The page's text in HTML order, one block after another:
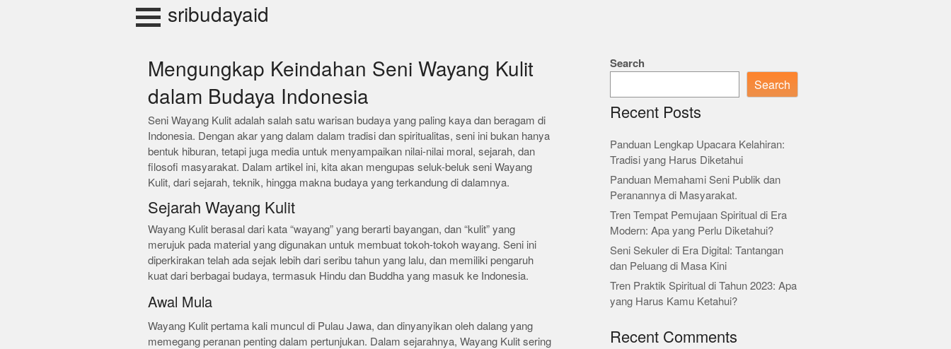
sribudayaid
Mengungkap Keindahan Seni Wayang Kulit
dalam Budaya Indonesia
Seni Wayang Kulit adalah salah satu warisan budaya yang paling kaya dan beragam di
Indonesia. Dengan akar yang dalam dalam tradisi dan spiritualitas, seni ini bukan hanya
bentuk hiburan, tetapi juga media untuk menyampaikan nilai-nilai moral, sejarah, dan
filosofi masyarakat. Dalam artikel ini, kita akan mengupas seluk-beluk seni Wayang
Kulit, dari sejarah, teknik, hingga makna budaya yang terkandung di dalamnya.
Sejarah Wayang Kulit
Wayang Kulit berasal dari kata “wayang” yang berarti bayangan, dan “kulit” yang
merujuk pada material yang digunakan untuk membuat tokoh-tokoh wayang. Seni ini
diperkirakan telah ada sejak lebih dari seribu tahun yang lalu, dan memiliki pengaruh
kuat dari berbagai budaya, termasuk Hindu dan Buddha yang masuk ke Indonesia.
Awal Mula
Wayang Kulit pertama kali muncul di Pulau Jawa, dan dinyanyikan oleh dalang yang
memegang peranan penting dalam pertunjukan. Dalam sejarahnya, Wayang Kulit sering
Search
Search
Recent Posts
Panduan Lengkap Upacara Kelahiran:
Tradisi yang Harus Diketahui
Panduan Memahami Seni Publik dan
Peranannya di Masyarakat.
Tren Tempat Pemujaan Spiritual di Era
Modern: Apa yang Perlu Diketahui?
Seni Sekuler di Era Digital: Tantangan
dan Peluang di Masa Kini
Tren Praktik Spiritual di Tahun 2023: Apa
yang Harus Kamu Ketahui?
Recent Comments